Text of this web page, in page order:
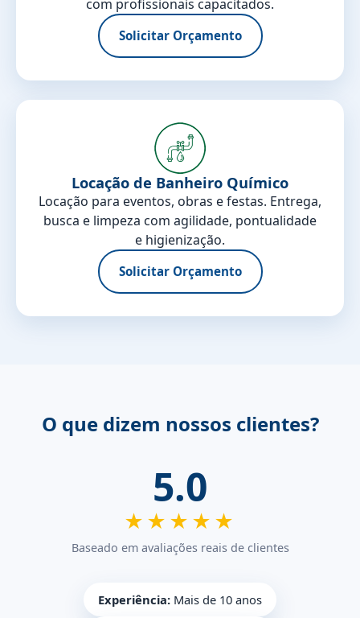
com profissionais capacitados.
Solicitar Orçamento
Locação de Banheiro Químico
Locação para eventos, obras e festas. Entrega,
busca e limpeza com agilidade, pontualidade
e higienização.
Solicitar Orçamento
O que dizem nossos clientes?
5.0
★★★★★
Baseado em avaliações reais de clientes
Experiência: Mais de 10 anos